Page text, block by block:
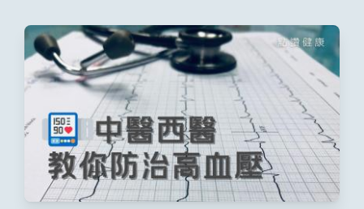
不容缓！学习正确中风急救程序更是关键。九龙东医
院联网顾问护师(中风科)余忠诤、新界东医院联网顾
问护师(中风科)刘敏珊为你解析✅中风年轻化趋势、
✅「谈笑用兵」辨识口诀、✅ 致命急救错误及✅ 中风
科护士诊所身心支援方案。